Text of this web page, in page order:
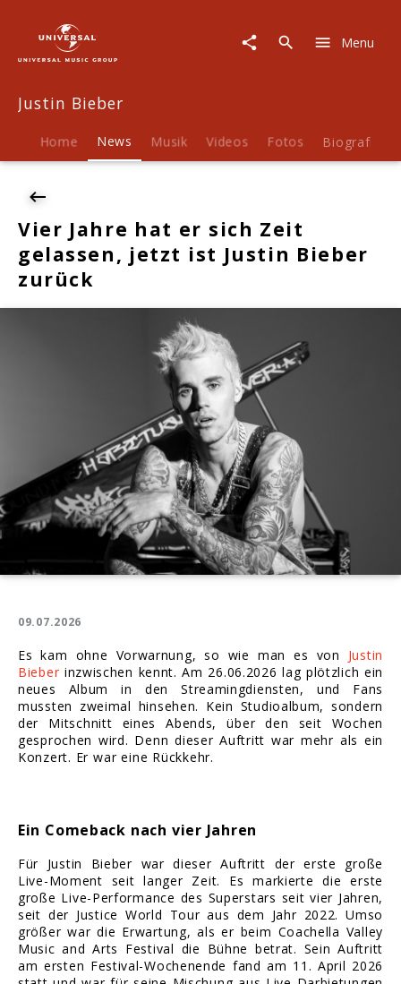
News
Vier
er
jetzt
Justin
Bieber
zurück
Menu
Justin Bieber
Home News Musik Videos Fotos Biografie
Vier Jahre hat er sich Zeit
gelassen, jetzt ist Justin Bieber
zurück
09.07.2026
Es kam ohne Vorwarnung, so wie man es von Justin
Bieber inzwischen kennt. Am 26.06.2026 lag plötzlich ein
neues Album in den Streamingdiensten, und Fans
mussten zweimal hinsehen. Kein Studioalbum, sondern
der Mitschnitt eines Abends, über den seit Wochen
gesprochen wird. Denn dieser Auftritt war mehr als ein
Konzert. Er war eine Rückkehr.
Ein Comeback nach vier Jahren
Für Justin Bieber war dieser Auftritt der erste große
Live-Moment seit langer Zeit. Es markierte die erste
große Live-Performance des Superstars seit vier Jahren,
seit der Justice World Tour aus dem Jahr 2022. Umso
größer war die Erwartung, als er beim Coachella Valley
Music and Arts Festival die Bühne betrat. Sein Auftritt
am ersten Festival-Wochenende fand am 11. April 2026